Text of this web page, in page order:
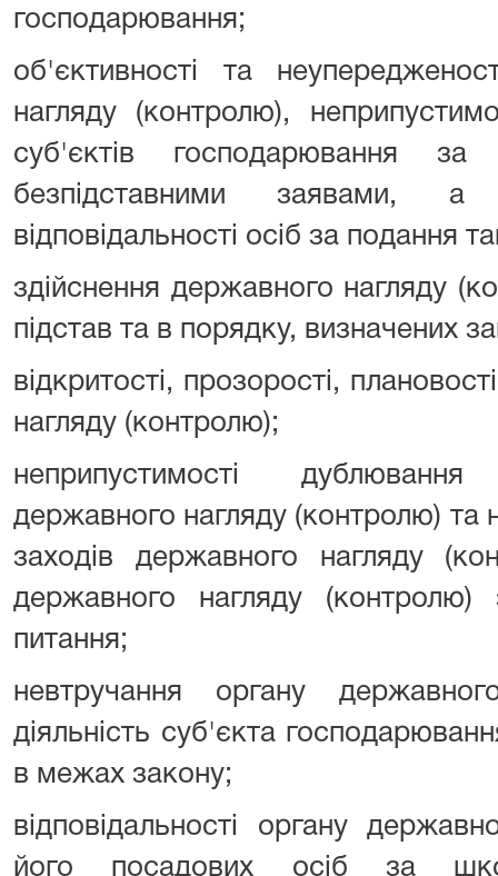
господарювання;
об'єктивності та
нагляду (контролю),
суб'єктів господарювання
безпідставними заявами, а
відповідальності осіб за подання
здійснення державного нагляду
підстав та в порядку, визначених
відкритості, прозорості,
нагляду (контролю);
неприпустимості
державного нагляду (контролю) та
заходів державного нагляду
державного нагляду
питання;
невтручання органу
діяльність суб'єкта
в межах закону;
відповідальності органу
його посадових осіб за